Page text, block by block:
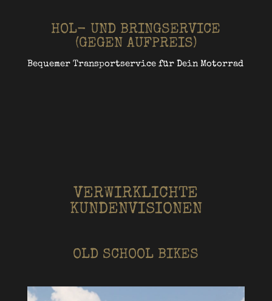
HOL- UND BRINGSERVICE
(GEGEN AUFPREIS)
Bequemer Transportservice für Dein Motorrad
VERWIRKLICHTE
KUNDENVISIONEN
OLD SCHOOL BIKES